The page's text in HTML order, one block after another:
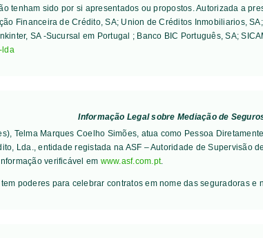
tenham sido por si apresentados ou propostos. Autorizada a
Financeira de Crédito, SA; Union de Créditos Inmobiliarios,
SA -Sucursal em Portugal ; Banco BIC Português, SA;
lda
Informação Legal sobre Mediação de
Telma Marques Coelho Simões, atua como Pessoa
Lda., entidade registada na ASF – Autoridade de Supervisão
verificável em www.asf.com.pt.
poderes para celebrar contratos em nome das seguradoras